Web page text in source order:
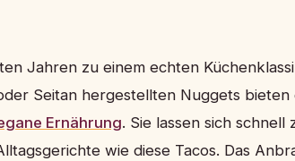
Jahren zu einem echten
Seitan hergestellten Nuggets bieten
Ernährung. Sie lassen sich
wie diese Tacos. Das